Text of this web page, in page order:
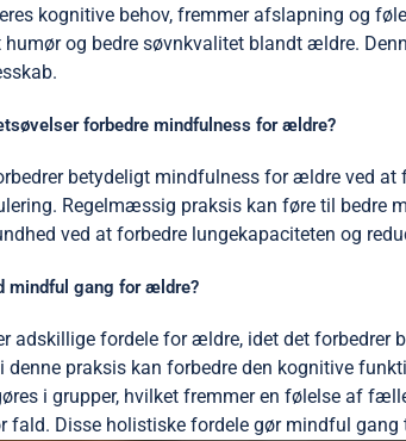
kognitive behov, fremmer afslapning og
og bedre søvnkvalitet blandt ældre.
forbedre mindfulness for ældre?
betydeligt mindfulness for ældre ved
Regelmæssig praksis kan føre til bedre
ved at forbedre lungekapaciteten og
mindful gang for ældre?
adskillige fordele for ældre, idet det forbedrer
denne praksis kan forbedre den kognitive
i grupper, hvilket fremmer en følelse af
fald. Disse holistiske fordele gør mindful